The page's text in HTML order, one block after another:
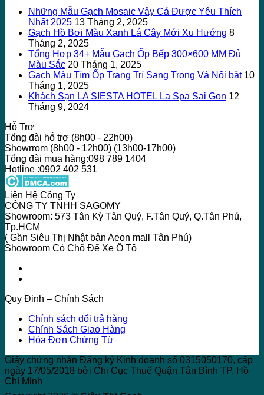
Những Mẫu Gạch Mosaic Vảy Cá Được Yêu Thích
Nhất 2025 13 Tháng 2, 2025
Gạch Hồ Bơi Màu Xanh Lá Cây Mới Xu Hướng 8
Tháng 2, 2025
Tổng Hợp 34+ Mẫu Gạch Ốp Bếp 300×600 MM Đủ
Màu Sắc 20 Tháng 1, 2025
Gạch Màu Tím Ốp Trang Trí Sang Trọng Và Nổi bật 10
Tháng 1, 2025
Khách Sạn LA SIESTA HOTEL La Spa Sai Gon 12
Tháng 9, 2024
Hỗ Trợ
Tổng đài hỗ trợ (8h00 - 22h00)
Showrrom (8h00 - 12h00) (13h00-17h00)
Tổng đài mua hàng:098 789 1404
Hotline :0902 402 531
Liên Hệ Công Ty
CÔNG TY TNHH SAGOMY
Showroom: 573 Tân Kỳ Tân Quý, F.Tân Quý, Q.Tân Phú,
Tp.HCM
( Gần Siêu Thị Nhật bản Aeon mall Tân Phú)
Showroom Có Chổ Để Xe Ô Tô
Quy Định – Chính Sách
Chính sách đổi trả hàng
Chính Sách Giao Hàng
Hóa Đơn Chứng Từ
Giấy chứng nhận Đăng ký Kinh doanh số 0315050170, cấp
ngày 17/05/2018 bởi Chi Cục Thuế Quận Tân Bình TP. Hồ
Chí Minh